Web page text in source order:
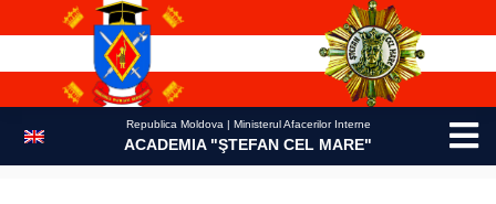
Republica Moldova | Ministerul Afacerilor Interne
ACADEMIA "ŞTEFAN CEL MARE"